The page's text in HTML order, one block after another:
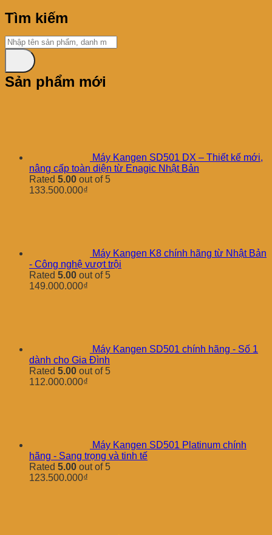
Tìm kiếm
Sản phẩm mới
Máy Kangen SD501 DX – Thiết kế mới,
nâng cấp toàn diện từ Enagic Nhật Bản
Rated 5.00 out of 5
133.500.000₫
Máy Kangen K8 chính hãng từ Nhật Bản
- Công nghệ vượt trội
Rated 5.00 out of 5
149.000.000₫
Máy Kangen SD501 chính hãng - Số 1
dành cho Gia Đình
Rated 5.00 out of 5
112.000.000₫
Máy Kangen SD501 Platinum chính
hãng - Sang trọng và tinh tế
Rated 5.00 out of 5
123.500.000₫